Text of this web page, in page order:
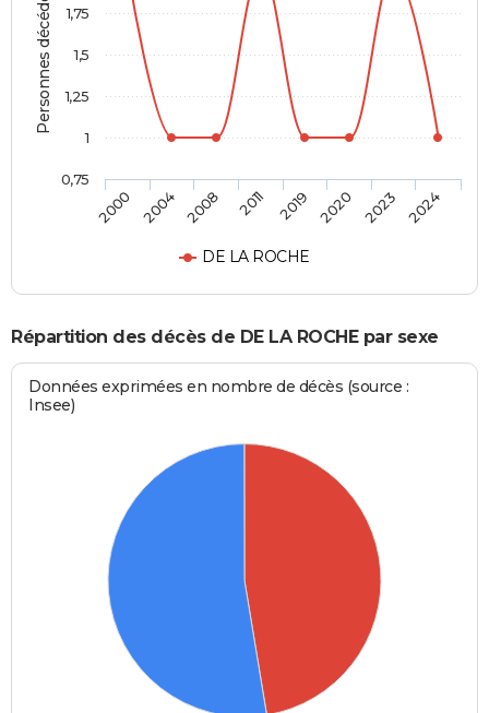
Personnes décédées
DE LA ROCHE
2000 2004 2008 2011 2019 2020 2023 2024
0,75
1
1,25
1,5
1,75
Répartition des décès de DE LA ROCHE par sexe
Données exprimées en nombre de décès (source :
Insee)